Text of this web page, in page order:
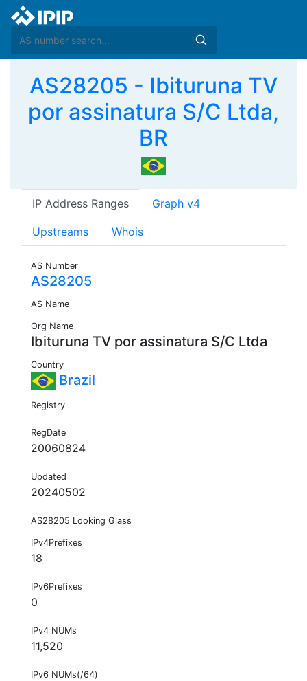
AS28205 - Ibituruna TV
por assinatura S/C Ltda,
BR
IP Address Ranges Graph v4
Upstreams Whois
AS Number
AS28205
AS Name
Org Name
Ibituruna TV por assinatura S/C Ltda
Country
Brazil
Registry
RegDate
20060824
Updated
20240502
AS28205 Looking Glass
IPv4Prefixes
18
IPv6Prefixes
0
IPv4 NUMs
11,520
IPv6 NUMs(/64)